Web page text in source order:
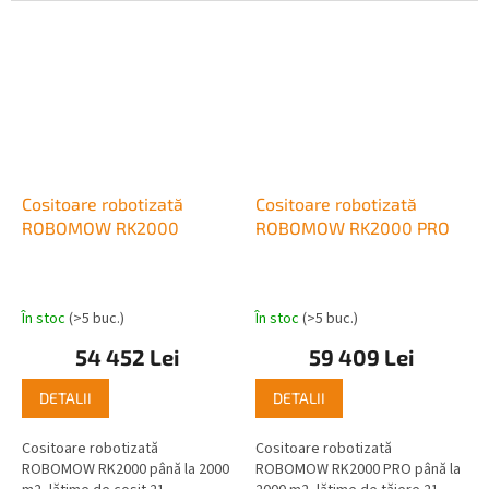
Cositoare robotizată
ROBOMOW RK2000
În stoc (>5 buc.)
54 452 Lei
DETALII
Cositoare robotizată
ROBOMOW RK2000 până la 2000
Cositoare robotizată
ROBOMOW RK2000 PRO
În stoc (>5 buc.)
59 409 Lei
DETALII
Cositoare robotizată
ROBOMOW RK2000 PRO până la